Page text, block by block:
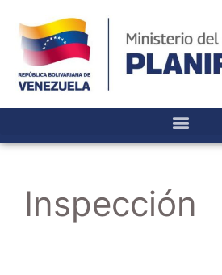
Inspección